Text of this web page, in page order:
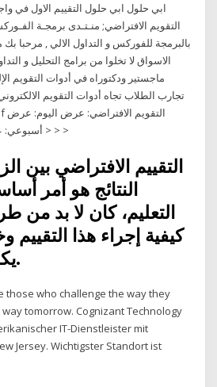
ابي حلول ابي حلول التقييم الاول في
التقويم الافتراضي; منـتـدى برمجـة
بالبرمجة للفوركس و التداول الالي , مرحبا
الاسواق لا تخلوا من برامج التحليل و
ماجستير ودكتوراه في أدوات التقويم
تجارب الطلاب تجاه أدوات التقويم
أسبوعي: عرض شهري: ديسمبر 2013 > > >
التقييم الافتراضي بين
النتائج هو أمر
التعليم، كان لا بد من
كيفية إجراء هذا
يكون ذلك عن بُعد.
those who challenge the way they
tomorrow. Cognizant Technology
IT-Dienstleister mit
Jersey. Wichtigster Standort ist